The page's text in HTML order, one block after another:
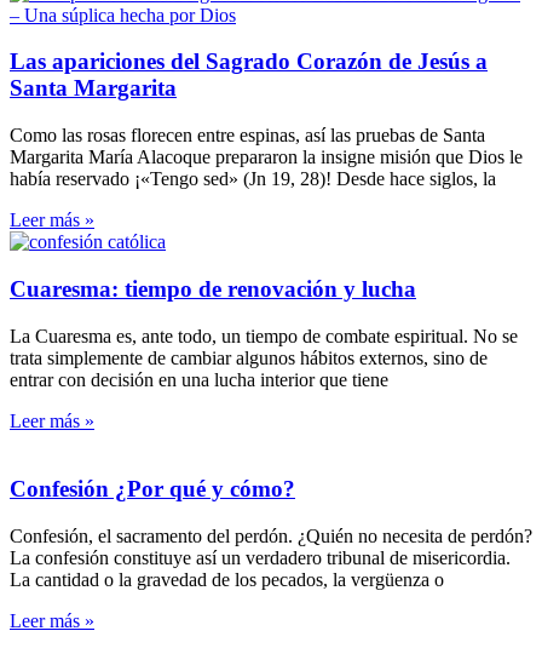
Las apariciones del Sagrado Corazón de Jesús a
Santa Margarita
Como las rosas florecen entre espinas, así las pruebas de Santa
Margarita María Alacoque prepararon la insigne misión que Dios le
había reservado ¡«Tengo sed» (Jn 19, 28)! Desde hace siglos, la
Leer más »
Cuaresma: tiempo de renovación y lucha
La Cuaresma es, ante todo, un tiempo de combate espiritual. No se
trata simplemente de cambiar algunos hábitos externos, sino de
entrar con decisión en una lucha interior que tiene
Leer más »
Confesión ¿Por qué y cómo?
Confesión, el sacramento del perdón. ¿Quién no necesita de perdón?
La confesión constituye así un verdadero tribunal de misericordia.
La cantidad o la gravedad de los pecados, la vergüenza o
Leer más »